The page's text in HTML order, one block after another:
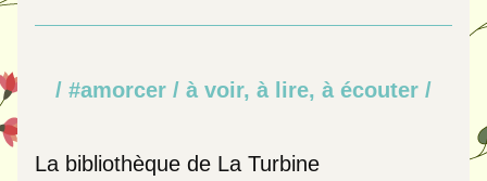
/ #amorcer / à voir, à lire, à écouter /
La bibliothèque de La Turbine